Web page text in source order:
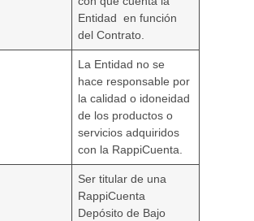
Entidad en función
del Contrato.
La Entidad no se
hace responsable por
la calidad o idoneidad
de los productos o
servicios adquiridos
con la RappiCuenta.
Ser titular de una
RappiCuenta
Depósito de Bajo